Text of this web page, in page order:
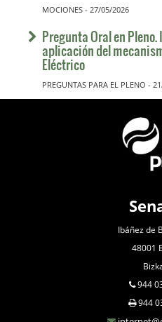
MOCIONES - 27/05/2026
Pregunta Oral en Pleno.
aplicación del
Eléctrico
PREGUNTAS PARA EL PLENO -
Ibáñez de
48001
944
944